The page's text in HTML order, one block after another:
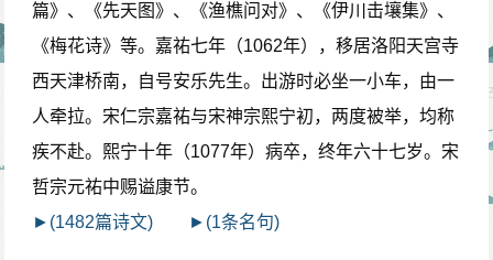
篇》、《先天图》、《渔樵问对》、《伊川击壤集》、
《梅花诗》等。嘉祐七年（1062年），移居洛阳天宫寺
西天津桥南，自号安乐先生。出游时必坐一小车，由一
人牵拉。宋仁宗嘉祐与宋神宗熙宁初，两度被举，均称
疾不赴。熙宁十年（1077年）病卒，终年六十七岁。宋
哲宗元祐中赐谥康节。
►(1482篇诗文)
►(1条名句)